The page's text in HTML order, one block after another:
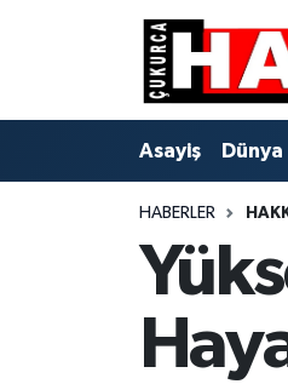
Asayiş Dünya
HABERLER
Ekonomi
Hava Durumu
Trafik Durumu
Süper Lig Puan
Tüm Manşetler
Son Dakika Haberleri